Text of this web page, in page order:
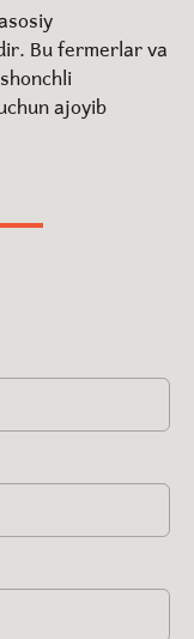
Bu fermerlar va
ajoyib